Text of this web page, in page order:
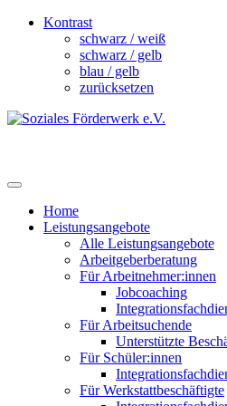
Kontrast
schwarz / weiß
schwarz / gelb
blau / gelb
zurücksetzen
Home
Leistungsangebote
Alle Leistungsangebote
Arbeitgeberberatung
Für Arbeitnehmer:innen
Jobcoaching
Für Arbeitsuchende
Unterstützte
Für Schüler:innen
Für Werkstattbeschäftigte